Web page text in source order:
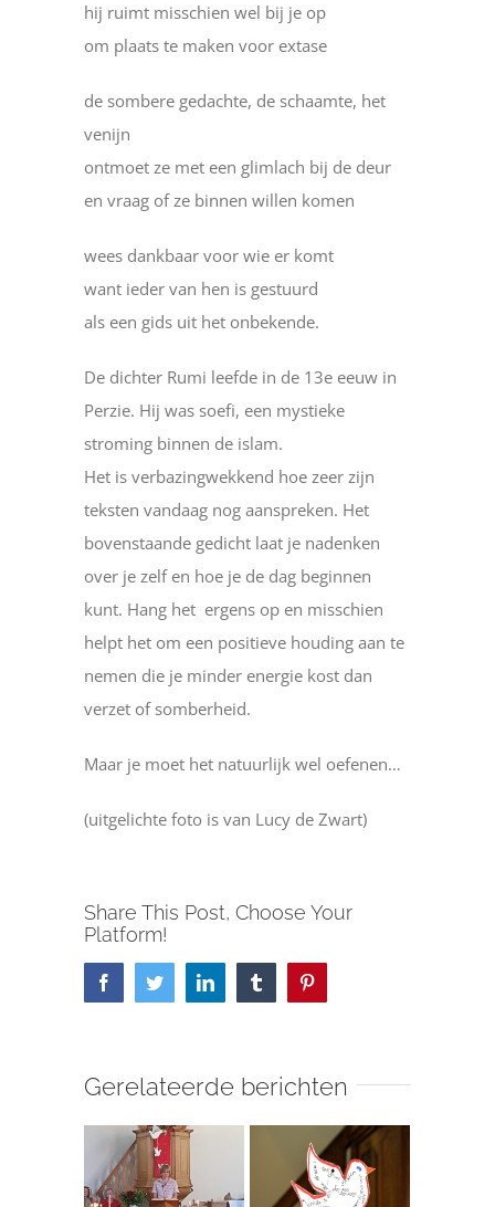
hij ruimt misschien wel bij je op
om plaats te maken voor extase
de sombere gedachte, de schaamte, het
venijn
ontmoet ze met een glimlach bij de deur
en vraag of ze binnen willen komen
wees dankbaar voor wie er komt
want ieder van hen is gestuurd
als een gids uit het onbekende.
De dichter Rumi leefde in de 13e eeuw in
Perzie. Hij was soefi, een mystieke
stroming binnen de islam.
Het is verbazingwekkend hoe zeer zijn
teksten vandaag nog aanspreken. Het
bovenstaande gedicht laat je nadenken
over je zelf en hoe je de dag beginnen
kunt. Hang het ergens op en misschien
helpt het om een positieve houding aan te
nemen die je minder energie kost dan
verzet of somberheid.
Maar je moet het natuurlijk wel oefenen…
(uitgelichte foto is van Lucy de Zwart)
Share This Post, Choose Your
Platform!
FacebookTwitterLinkedIn Tumblr
Gerelateerde berichten